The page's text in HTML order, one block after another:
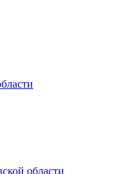
области